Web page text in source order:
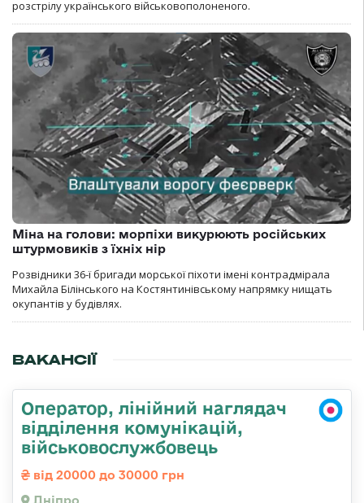
розстрілу українського військовополоненого.
Міна на голови: морпіхи викурюють російських
штурмовиків з їхніх нір
Розвідники 36-ї бригади морської піхоти імені контрадмірала
Михайла Білінського на Костянтинівському напрямку нищать
окупантів у будівлях.
ВАКАНСІЇ
Оператор, лінійний наглядач
відділення комунікацій,
військовослужбовець
від 20000 до 30000 грн
Дніпро